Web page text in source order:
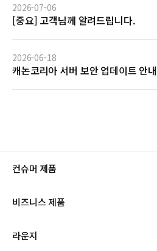
2026-07-06
[중요] 고객님께 알려드립니다.
2026-06-18
캐논코리아 서버 보안 업데이트 안내
컨슈머 제품
비즈니스 제품
라운지